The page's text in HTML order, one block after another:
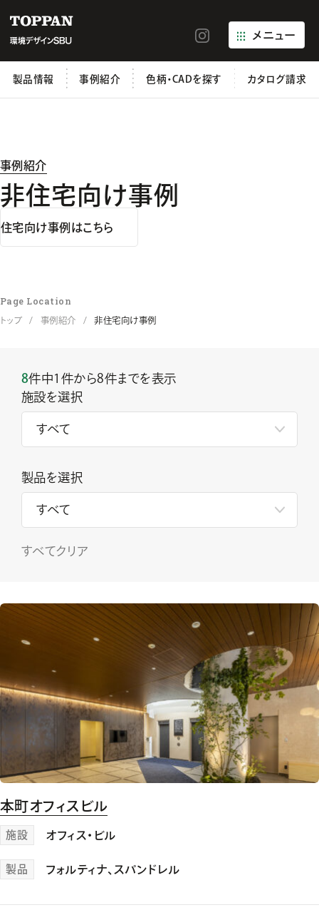
メニュー
製品情報 事例紹介 色柄・CADを探す カタログ請求
事例紹介
非住宅向け事例
住宅向け事例はこちら
Page Location
トップ 事例紹介 非住宅向け事例
8件中1件から8件までを表示
施設を選択
製品を選択
すべてクリア
本町オフィスビル
施設 オフィス・ビル
製品 フォルティナ、 スパンドレル